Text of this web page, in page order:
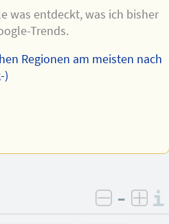
was entdeckt, was ich bisher
Trends.
Regionen am meisten nach
)
negativ
–